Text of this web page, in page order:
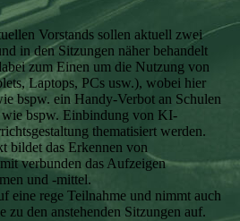
Vorstands sollen aktuell zwei
in den Sitzungen näher behandelt
zum Einen um die Nutzung von
Laptops, PCs usw.), wobei hier
bspw. ein Handy-Verbot an Schulen
wie bspw. Einbindung von KI-
thematisiert werden.
bildet das Erkennen von
verbunden das Aufzeigen
und -mittel.
eine rege Teilnahme und nimmt auch
zu den anstehenden Sitzungen auf.